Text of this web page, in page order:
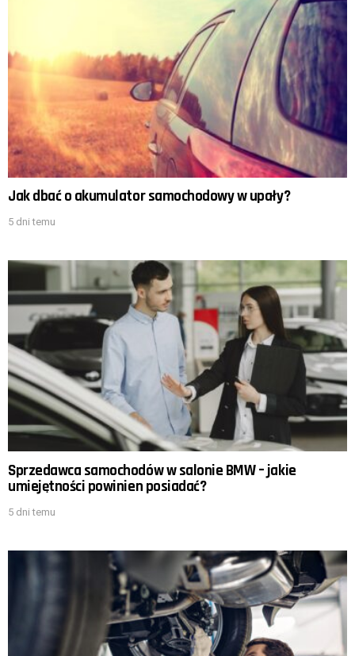
Jak dbać o akumulator samochodowy w upały?
5 dni temu
Sprzedawca samochodów w salonie BMW – jakie
umiejętności powinien posiadać?
5 dni temu